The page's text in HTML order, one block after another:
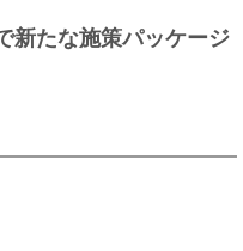
新たな施策パッケージ